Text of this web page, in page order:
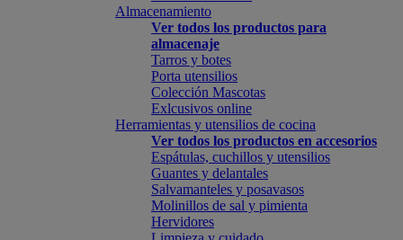
Almacenamiento
Ver todos los productos para
almacenaje
Tarros y botes
Porta utensilios
Colección Mascotas
Exlcusivos online
Herramientas y utensilios de cocina
Ver todos los productos en accesorios
Espátulas, cuchillos y utensilios
Guantes y delantales
Salvamanteles y posavasos
Molinillos de sal y pimienta
Hervidores